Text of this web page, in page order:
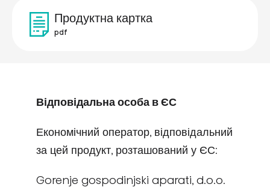
Продуктна картка
pdf
Відповідальна особа в ЄС
Економічний оператор, відповідальний
за цей продукт, розташований у ЄС:
Gorenje gospodinjski aparati, d.o.o.